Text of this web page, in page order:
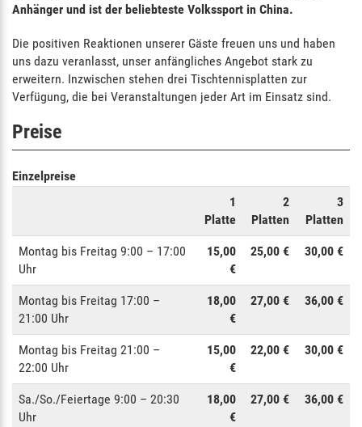
Anhänger und ist der beliebteste Volkssport in China.
Die positiven Reaktionen unserer Gäste freuen uns und haben
uns dazu veranlasst, unser anfängliches Angebot stark zu
erweitern. Inzwischen stehen drei Tischtennisplatten zur
Verfügung, die bei Veranstaltungen jeder Art im Einsatz sind.
Preise
Einzelpreise
1
Platte
2
Platten
3
Platten
Montag bis Freitag 9:00 – 17:00
Uhr
15,00
€
25,00 € 30,00 €
Montag bis Freitag 17:00 –
21:00 Uhr
18,00
€
27,00 € 36,00 €
Montag bis Freitag 21:00 –
22:00 Uhr
15,00
€
22,00 € 30,00 €
Sa./So./Feiertage 9:00 – 20:30
Uhr
18,00
€
27,00 € 36,00 €